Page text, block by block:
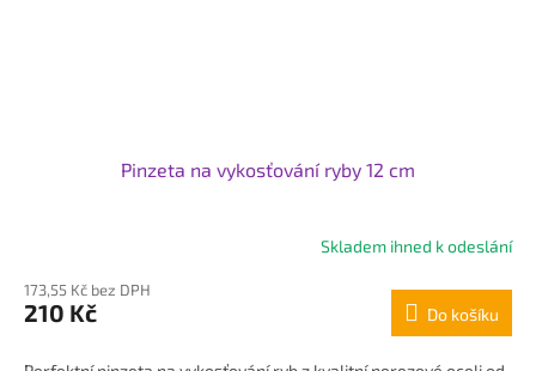
Pinzeta na vykosťování ryby 12 cm
produktu
je
z
Skladem ihned k odeslání
173,55 Kč bez DPH
210 Kč Do košíku